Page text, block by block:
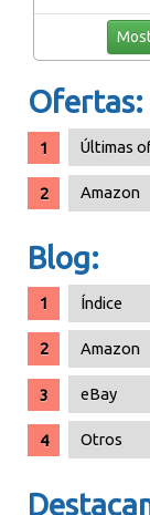
Ofertas:
Últimas
Amazon
Blog:
Índice
Amazon
eBay
Otros